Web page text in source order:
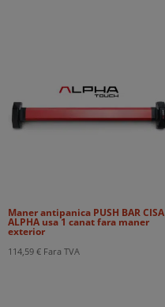
Maner antipanica PUSH BAR CISA
ALPHA usa 1 canat fara maner
exterior
114,59 € Fara TVA